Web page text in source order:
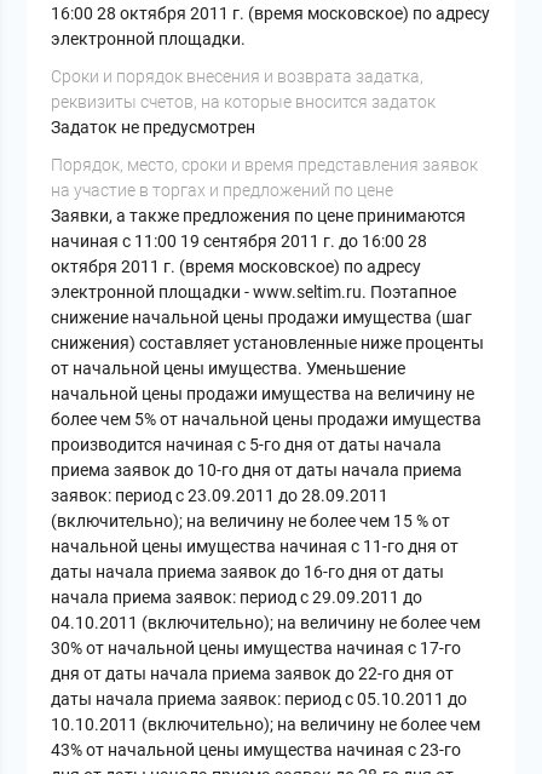
16:00 28 октября 2011 г. (время московское) по адресу
электронной площадки.
Cроки и порядок внесения и возврата задатка,
реквизиты счетов, на которые вносится задаток
Задаток не предусмотрен
Порядок, место, сроки и время представления заявок
на участие в торгах и предложений по цене
Заявки, а также предложения по цене принимаются
начиная с 11:00 19 сентября 2011 г. до 16:00 28
октября 2011 г. (время московское) по адресу
электронной площадки - www.seltim.ru. Поэтапное
снижение начальной цены продажи имущества (шаг
снижения) составляет установленные ниже проценты
от начальной цены имущества. Уменьшение
начальной цены продажи имущества на величину не
более чем 5% от начальной цены продажи имущества
производится начиная с 5-го дня от даты начала
приема заявок до 10-го дня от даты начала приема
заявок: период с 23.09.2011 до 28.09.2011
(включительно); на величину не более чем 15 % от
начальной цены имущества начиная с 11-го дня от
даты начала приема заявок до 16-го дня от даты
начала приема заявок: период с 29.09.2011 до
04.10.2011 (включительно); на величину не более чем
30% от начальной цены имущества начиная с 17-го
дня от даты начала приема заявок до 22-го дня от
даты начала приема заявок: период с 05.10.2011 до
10.10.2011 (включительно); на величину не более чем
43% от начальной цены имущества начиная с 23-го